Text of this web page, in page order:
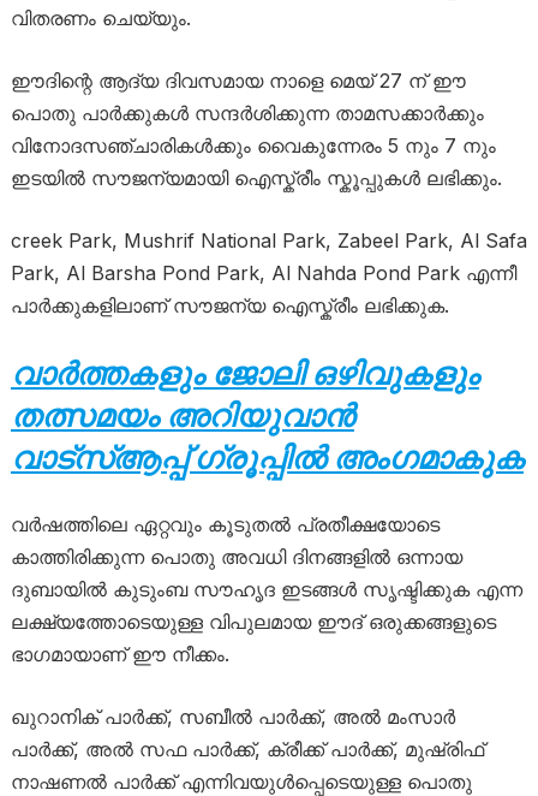
വിതരണം ചെയ്യും.
ഈദിന്റെ ആദ്യ ദിവസമായ നാളെ മെയ് 27 ന് ഈ
പൊതു പാർക്കുകൾ സന്ദർശിക്കുന്ന താമസക്കാർക്കും
വിനോദസഞ്ചാരികൾക്കും വൈകുന്നേരം 5 നും 7 നും
ഇടയിൽ സൗജന്യമായി ഐസ്ക്രീം സ്കൂപ്പുകൾ ലഭിക്കും.
creek Park, Mushrif National Park, Zabeel Park, Al Safa
Park, Al Barsha Pond Park, Al Nahda Pond Park എന്നീ
പാർക്കുകളിലാണ് സൗജന്യ ഐസ്ക്രീം ലഭിക്കുക.
വാർത്തകളും ജോലി ഒഴിവുകളും
തത്സമയം അറിയുവാൻ
വാട്സ്ആപ്പ് ഗ്രൂപ്പിൽ അംഗമാകുക
വർഷത്തിലെ ഏറ്റവും കൂടുതൽ പ്രതീക്ഷയോടെ
കാത്തിരിക്കുന്ന പൊതു അവധി ദിനങ്ങളിൽ ഒന്നായ
ദുബായിൽ കുടുംബ സൗഹൃദ ഇടങ്ങൾ സൃഷ്ടിക്കുക എന്ന
ലക്ഷ്യത്തോടെയുള്ള വിപുലമായ ഈദ് ഒരുക്കങ്ങളുടെ
ഭാഗമായാണ് ഈ നീക്കം.
ഖുറാനിക് പാർക്ക്, സബീൽ പാർക്ക്, അൽ മംസാർ
പാർക്ക്, അൽ സഫ പാർക്ക്, ക്രീക്ക് പാർക്ക്, മുഷ്‌രിഫ്
നാഷണൽ പാർക്ക് എന്നിവയുൾപ്പെടെയുള്ള പൊതു